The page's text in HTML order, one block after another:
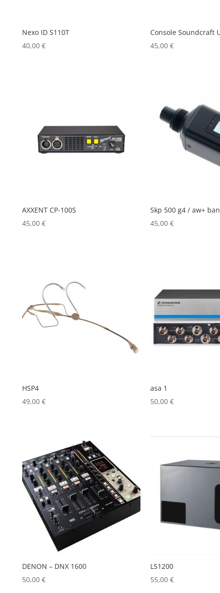
Nexo ID S110T
40,00 €
Console Soundcraft
45,00 €
AXXENT CP-100S
45,00 €
Skp 500 g4 / aw+
45,00 €
HSP4
49,00 €
asa 1
50,00 €
DENON – DNX 1600
50,00 €
LS1200
55,00 €